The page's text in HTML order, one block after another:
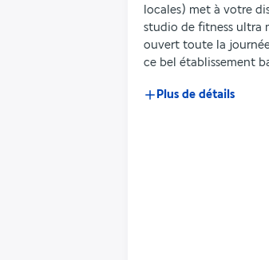
locales) met à votre
studio de fitness ultra
ouvert toute la
ce bel établissement
Plus de détails